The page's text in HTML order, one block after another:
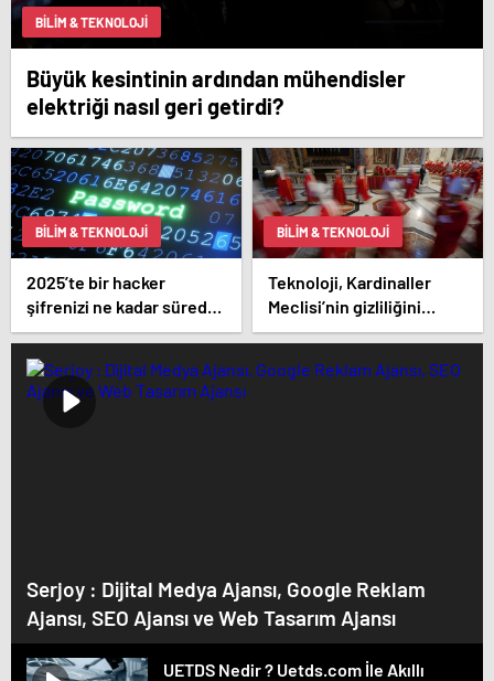
BILIM & TEKNOLOJI
Büyük kesintinin ardından mühendisler
elektriği nasıl geri getirdi?
BILIM & TEKNOLOJI
2025’te bir hacker
şifrenizi ne kadar sürede
kırabilir?
BILIM & TEKNOLOJI
Teknoloji, Kardinaller
Meclisi’nin gizliliğini
tehdit ediyor: Vatikan ne
Serjoy : Dijital Medya Ajansı, Google Reklam
Ajansı, SEO Ajansı ve Web Tasarım Ajansı
UETDS Nedir ? Uetds.com İle Akıllı